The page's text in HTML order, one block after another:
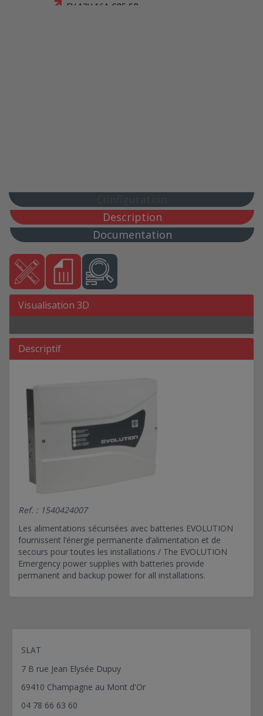
EV 12V 16A C85 SB
EV 12V 8A C24 AB 24 Ah
EV 12V 8A C24 SB
EV 12V 8A C38 AB 40 Ah
EV 12V 8A C38 SB
EV 12V 8A F3U
EV 24V 12A C23
EV 24V 12A C48 AB 24 Ah
EV 24V 12A C85 AB 40 Ah
EV 24V 16A C23
EV 24V 16A C48 AB 24 Ah
EV 24V 16A C48 SB
EV 24V 24A RACK
EV 24V 3A C24 AB 12Ah
EV 24V 3A C24 AB 7 Ah
EV 24V 3A C24 SB
EV 24V 3A C38 AB 24 Ah
EV 24V 4A C38 AB 24 Ah
EV 24V 4A C38 SB
EV 24V 6A C24 AB 12 Ah
Description
Documentation
Visualisation 3D
Descriptif
Ref. : 1540424007
Les alimentations sécurisées avec batteries EVOLUTION
fournissent l’énergie permanente d’alimentation et de
secours pour toutes les installations / The EVOLUTION
Emergency power supplies with batteries provide
permanent and backup power for all installations.
SLAT
7 B rue Jean Elysée Dupuy
69410 Champagne au Mont d'Or
04 78 66 63 60